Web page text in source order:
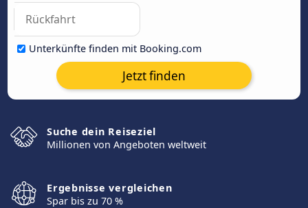
Unterkünfte finden mit Booking.com
Jetzt finden
Suche dein Reiseziel
Millionen von Angeboten weltweit
Ergebnisse vergleichen
Spar bis zu 70 %